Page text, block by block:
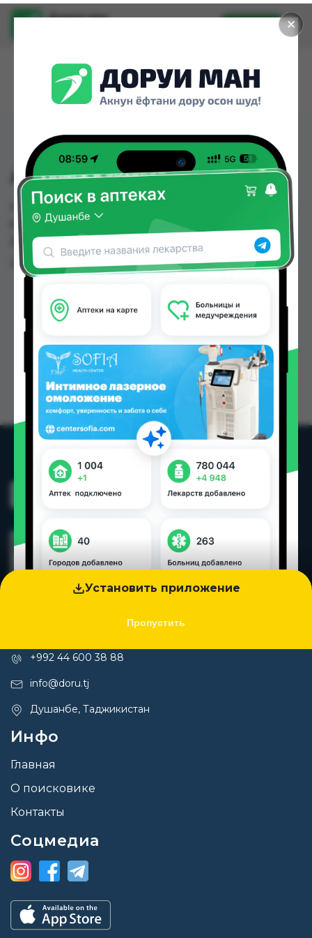
✕
Установить приложение
Пропустить
Доруи ман
Установить
АЛМАГЕЛ № 170 МЛ
АЛМАГЕЛ № 170 МЛ можно купить или заказать
в аптеках, Самсон фарм по цене от 70.00 TJS в
Душанбе и других городах Таджикистана
Цена: от
70.00 TJS
+992 44 600 38 88
info@doru.tj
Душанбе, Таджикистан
Инфо
Главная
О поисковике
Контакты
Соцмедиа